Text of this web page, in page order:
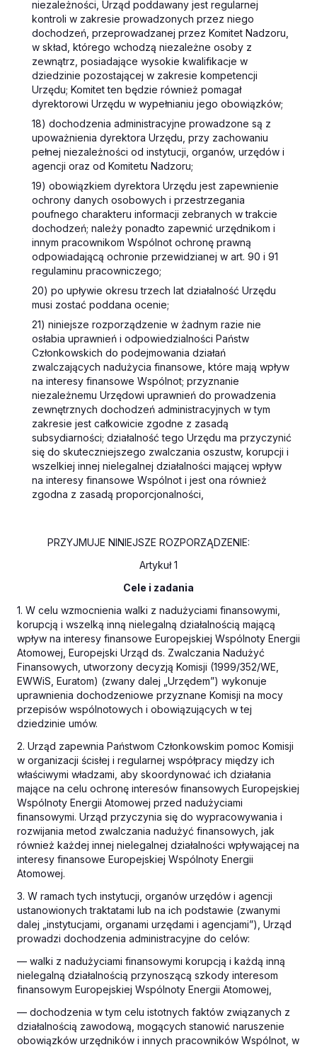
niezależności, Urząd poddawany jest regularnej
kontroli w zakresie prowadzonych przez niego
dochodzeń, przeprowadzanej przez Komitet Nadzoru,
w skład, którego wchodzą niezależne osoby z
zewnątrz, posiadające wysokie kwalifikacje w
dziedzinie pozostającej w zakresie kompetencji
Urzędu; Komitet ten będzie również pomagał
dyrektorowi Urzędu w wypełnianiu jego obowiązków;
18) dochodzenia administracyjne prowadzone są z
upoważnienia dyrektora Urzędu, przy zachowaniu
pełnej niezależności od instytucji, organów, urzędów i
agencji oraz od Komitetu Nadzoru;
19) obowiązkiem dyrektora Urzędu jest zapewnienie
ochrony danych osobowych i przestrzegania
poufnego charakteru informacji zebranych w trakcie
dochodzeń; należy ponadto zapewnić urzędnikom i
innym pracownikom Wspólnot ochronę prawną
odpowiadającą ochronie przewidzianej w art. 90 i 91
regulaminu pracowniczego;
20) po upływie okresu trzech lat działalność Urzędu
musi zostać poddana ocenie;
21) niniejsze rozporządzenie w żadnym razie nie
osłabia uprawnień i odpowiedzialności Państw
Członkowskich do podejmowania działań
zwalczających nadużycia finansowe, które mają wpływ
na interesy finansowe Wspólnot; przyznanie
niezależnemu Urzędowi uprawnień do prowadzenia
zewnętrznych dochodzeń administracyjnych w tym
zakresie jest całkowicie zgodne z zasadą
subsydiarności; działalność tego Urzędu ma przyczynić
się do skuteczniejszego zwalczania oszustw, korupcji i
wszelkiej innej nielegalnej działalności mającej wpływ
na interesy finansowe Wspólnot i jest ona również
zgodna z zasadą proporcjonalności,
PRZYJMUJE NINIEJSZE ROZPORZĄDZENIE:
Artykuł 1
Cele i zadania
1. W celu wzmocnienia walki z nadużyciami finansowymi,
korupcją i wszelką inną nielegalną działalnością mającą
wpływ na interesy finansowe Europejskiej Wspólnoty Energii
Atomowej, Europejski Urząd ds. Zwalczania Nadużyć
Finansowych, utworzony decyzją Komisji (1999/352/WE,
EWWiS, Euratom) (zwany dalej „Urzędem”) wykonuje
uprawnienia dochodzeniowe przyznane Komisji na mocy
przepisów wspólnotowych i obowiązujących w tej
dziedzinie umów.
2. Urząd zapewnia Państwom Członkowskim pomoc Komisji
w organizacji ścisłej i regularnej współpracy między ich
właściwymi władzami, aby skoordynować ich działania
mające na celu ochronę interesów finansowych Europejskiej
Wspólnoty Energii Atomowej przed nadużyciami
finansowymi. Urząd przyczynia się do wypracowywania i
rozwijania metod zwalczania nadużyć finansowych, jak
również każdej innej nielegalnej działalności wpływającej na
interesy finansowe Europejskiej Wspólnoty Energii
Atomowej.
3. W ramach tych instytucji, organów urzędów i agencji
ustanowionych traktatami lub na ich podstawie (zwanymi
dalej „instytucjami, organami urzędami i agencjami”), Urząd
prowadzi dochodzenia administracyjne do celów:
— walki z nadużyciami finansowymi korupcją i każdą inną
nielegalną działalnością przynoszącą szkody interesom
finansowym Europejskiej Wspólnoty Energii Atomowej,
— dochodzenia w tym celu istotnych faktów związanych z
działalnością zawodową, mogących stanowić naruszenie
obowiązków urzędników i innych pracowników Wspólnot, w